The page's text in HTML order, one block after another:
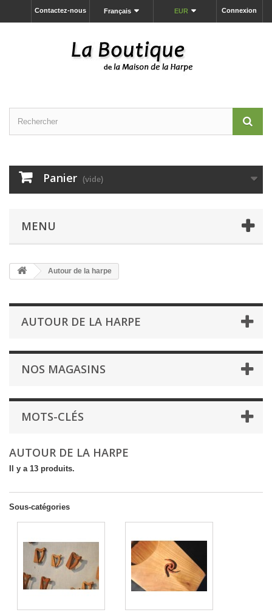
Connexion
EUR
Français
Contactez-nous
Panier (vide)
MENU
Autour de la harpe
AUTOUR DE LA HARPE
NOS MAGASINS
MOTS-CLÉS
AUTOUR DE LA HARPE
Il y a 13 produits.
Sous-catégories